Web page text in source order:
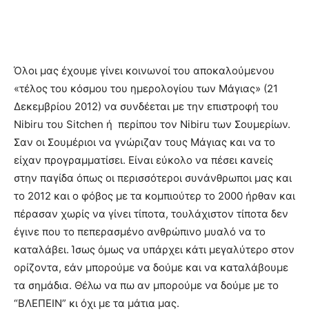
Όλοι μας έχουμε γίνει κοινωνοί του αποκαλούμενου
«τέλος του κόσμου του ημερολογίου των Μάγιας» (21
Δεκεμβρίου 2012) να συνδέεται με την επιστροφή του
Nibiru του Sitchen ή περίπου τον Nibiru των Σουμερίων.
Σαν οι Σουμέριοι να γνώριζαν τους Μάγιας και να το
είχαν προγραμματίσει. Είναι εύκολο να πέσει κανείς
στην παγίδα όπως οι περισσότεροι συνάνθρωποι μας και
το 2012 και ο φόβος με τα κομπιούτερ το 2000 ήρθαν και
πέρασαν χωρίς να γίνει τίποτα, τουλάχιστον τίποτα δεν
έγινε που το πεπερασμένο ανθρώπινο μυαλό να το
καταλάβει. Ίσως όμως να υπάρχει κάτι μεγαλύτερο στον
ορίζοντα, εάν μπορούμε να δούμε και να καταλάβουμε
τα σημάδια. Θέλω να πω αν μπορούμε να δούμε με το
“ΒΛΕΠΕΙΝ” κι όχι με τα μάτια μας.